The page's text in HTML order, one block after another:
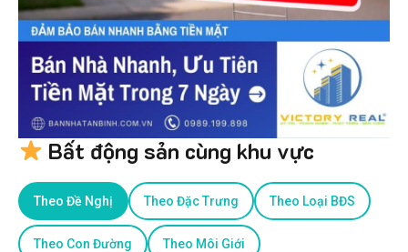
Bất động sản cùng khu vực
Theo Đề Nghị Theo Đặc Trưng Theo Loại BĐS
Theo Con Đường Theo Môi Giới